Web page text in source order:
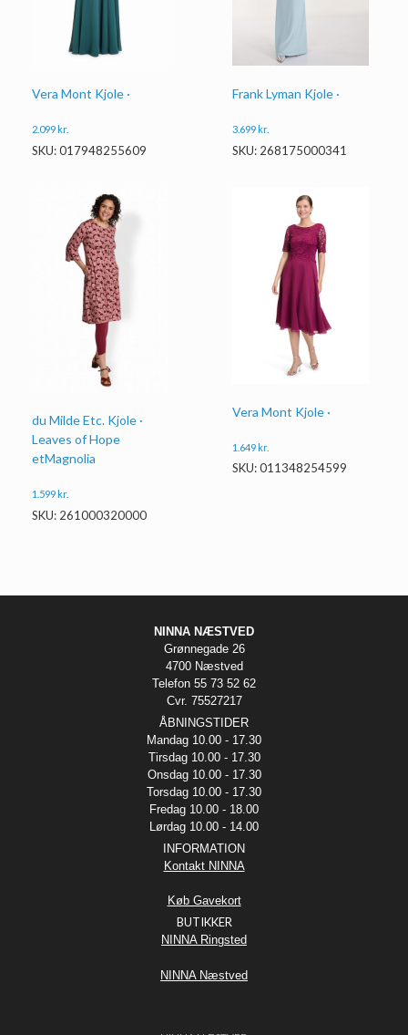
Vera Mont Kjole ·
2.099 kr.
SKU: 017948255609
Frank Lyman Kjole ·
3.699kr.
SKU: 268175000341
du Milde Etc. Kjole ·
Leaves of Hope
etMagnolia
1.599kr.
SKU: 261000320000
Vera Mont Kjole ·
1.649kr.
SKU: 011348254599
NINNA NÆSTVED
Grønnegade 26
4700 Næstved
Telefon 55 73 52 62
Cvr. 75527217
ÅBNINGSTIDER
Mandag 10.00 - 17.30
Tirsdag 10.00 - 17.30
Onsdag 10.00 - 17.30
Torsdag 10.00 - 17.30
Fredag 10.00 - 18.00
Lørdag 10.00 - 14.00
INFORMATION
Kontakt NINNA
Køb Gavekort
BUTIKKER
NINNA Ringsted
NINNA Næstved